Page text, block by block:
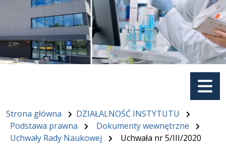
Menu
Strona główna
DZIAŁALNOŚĆ INSTYTUTU
Podstawa prawna
Dokumenty wewnętrzne
Uchwały Rady Naukowej
Uchwała nr 5/III/2020